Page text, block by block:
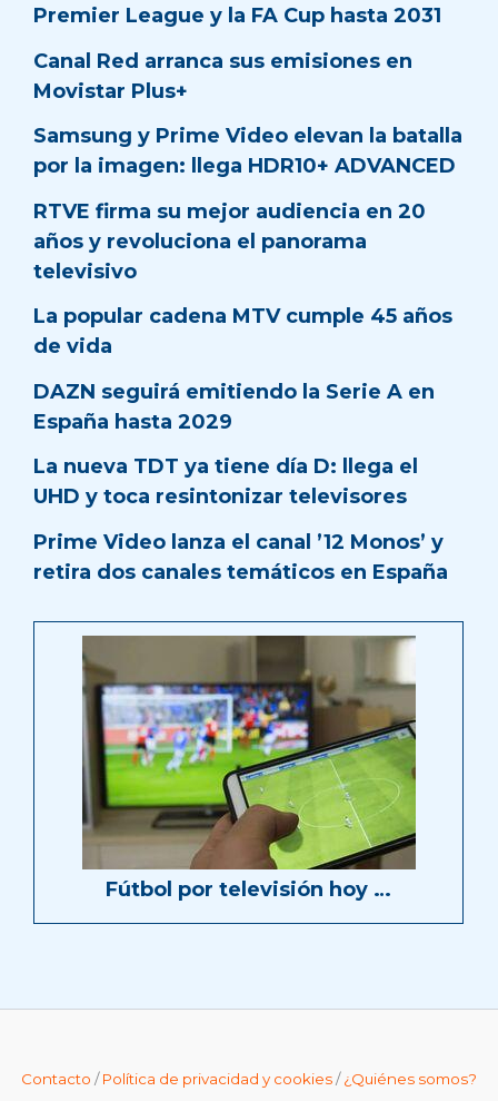
Premier League y la FA Cup hasta 2031
Canal Red arranca sus emisiones en
Movistar Plus+
Samsung y Prime Video elevan la batalla
por la imagen: llega HDR10+ ADVANCED
RTVE firma su mejor audiencia en 20
años y revoluciona el panorama
televisivo
La popular cadena MTV cumple 45 años
de vida
DAZN seguirá emitiendo la Serie A en
España hasta 2029
La nueva TDT ya tiene día D: llega el
UHD y toca resintonizar televisores
Prime Video lanza el canal ’12 Monos’ y
retira dos canales temáticos en España
Fútbol por televisión hoy …
Contacto /Política de privacidad y cookies/¿Quiénes somos?